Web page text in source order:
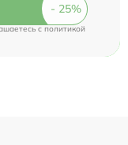
cполитикой